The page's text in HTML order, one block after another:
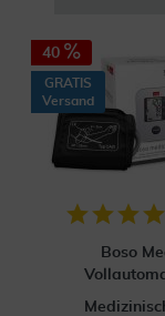
40
GRATIS
Versand
Boso